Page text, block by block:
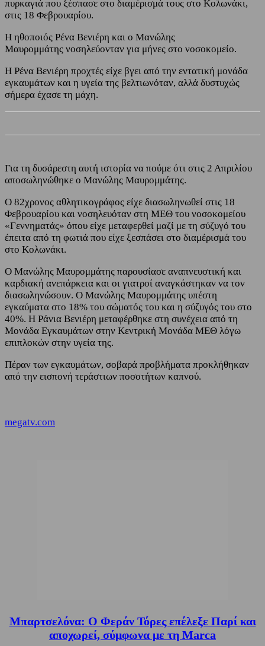
πυρκαγιά που ξέσπασε στο διαμέρισμά τους στο Κολωνάκι,
στις 18 Φεβρουαρίου.
Η ηθοποιός Ρένα Βενιέρη και ο Μανώλης
Μαυρομμάτης νοσηλεύονταν για μήνες στο νοσοκομείο.
Η Ρένα Βενιέρη προχτές είχε βγει από την εντατική μονάδα
εγκαυμάτων και η υγεία της βελτιωνόταν, αλλά δυστυχώς
σήμερα έχασε τη μάχη.
Για τη δυσάρεστη αυτή ιστορία να πούμε ότι στις 2 Απριλίου
αποσωληνώθηκε ο Μανώλης Μαυρομμάτης.
Ο 82χρονος αθλητικογράφος είχε διασωληνωθεί στις 18
Φεβρουαρίου και νοσηλευόταν στη ΜΕΘ του νοσοκομείου
«Γεννηματάς» όπου είχε μεταφερθεί μαζί με τη σύζυγό του
έπειτα από τη φωτιά που είχε ξεσπάσει στο διαμέρισμά του
στο Κολωνάκι.
Ο Μανώλης Μαυρομμάτης παρουσίασε αναπνευστική και
καρδιακή ανεπάρκεια και οι γιατροί αναγκάστηκαν να τον
διασωληνώσουν. Ο Μανώλης Μαυρομμάτης υπέστη
εγκαύματα στο 18% του σώματός του και η σύζυγός του στο
40%. Η Ράνια Βενιέρη μεταφέρθηκε στη συνέχεια από τη
Μονάδα Εγκαυμάτων στην Κεντρική Μονάδα ΜΕΘ λόγω
επιπλοκών στην υγεία της.
Πέραν των εγκαυμάτων, σοβαρά προβλήματα προκλήθηκαν
από την εισπονή τεράστιων ποσοτήτων καπνού.
megatv.com
Μπαρτσελόνα: Ο Φεράν Τόρες επέλεξε Παρί και
αποχωρεί, σύμφωνα με τη Marca